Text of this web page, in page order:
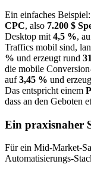
Ein einfaches
CPC, also 7.200 $
Desktop mit 4,5 %,
Traffics mobil sind,
% und erzeugt rund
die mobile
auf3,45 % und
Das entspricht einem
dass an den Geboten
Ein praxisnaher
Für ein Mid-Market-
Automatisierungs-